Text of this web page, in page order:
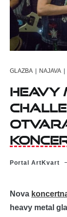
GLAZBA | NAJAVA |
Heavy
Portal ArtKvart
Nova
heavy metal